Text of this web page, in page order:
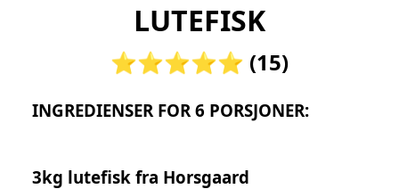
LUTEFISK
⭐⭐⭐⭐⭐ (15)
INGREDIENSER FOR 6 PORSJONER:
3kg lutefisk fra Horsgaard